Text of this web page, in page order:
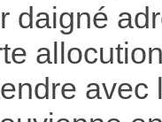
daigné